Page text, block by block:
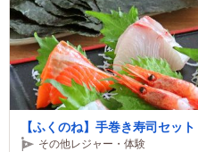
【ふくのね】手巻き寿司セット
その他レジャー・体験